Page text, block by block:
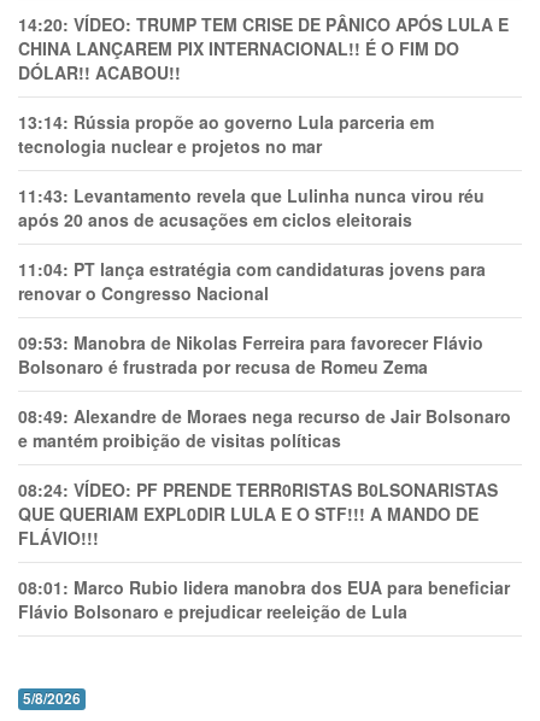
14:20: VÍDEO: TRUMP TEM CRlSE DE PÂNlCO APÓS LULA E
CHINA LANÇAREM PIX INTERNACIONAL!! É O FIM DO
DÓLAR!! ACABOU!!
13:14: Rússia propõe ao governo Lula parceria em
tecnologia nuclear e projetos no mar
11:43: Levantamento revela que Lulinha nunca virou réu
após 20 anos de acusações em ciclos eleitorais
11:04: PT lança estratégia com candidaturas jovens para
renovar o Congresso Nacional
09:53: Manobra de Nikolas Ferreira para favorecer Flávio
Bolsonaro é frustrada por recusa de Romeu Zema
08:49: Alexandre de Moraes nega recurso de Jair Bolsonaro
e mantém proibição de visitas políticas
08:24: VÍDEO: PF PRENDE TERR0RlSTAS B0LSONARlSTAS
QUE QUERIAM EXPL0DlR LULA E O STF!!! A MANDO DE
FLÁVIO!!!
08:01: Marco Rubio lidera manobra dos EUA para beneficiar
Flávio Bolsonaro e prejudicar reeleição de Lula
5/8/2026